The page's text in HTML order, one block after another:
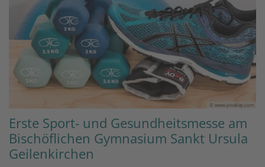
© www.pixabay.com
Erste Sport- und Gesundheitsmesse am
Bischöflichen Gymnasium Sankt Ursula
Geilenkirchen